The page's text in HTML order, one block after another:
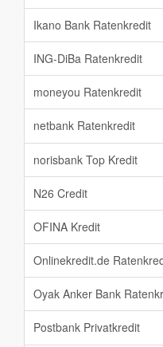
Ikano Bank Ratenkredit
ING-DiBa Ratenkredit
moneyou Ratenkredit
netbank Ratenkredit
norisbank Top Kredit
N26 Credit
OFINA Kredit
Onlinekredit.de
Oyak Anker Bank
Postbank Privatkredit